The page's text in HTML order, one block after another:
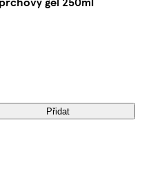
Přidat